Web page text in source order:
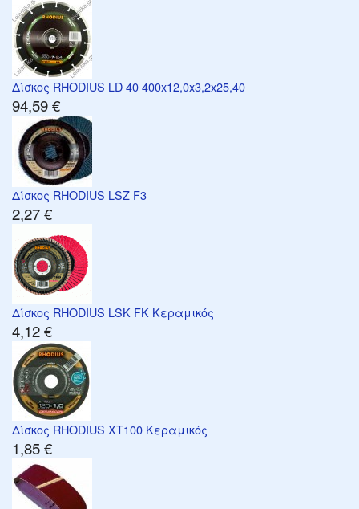
Δίσκος RHODIUS LD 40 400x12,0x3,2x25,40
94,59 €
Δίσκος RHODIUS LSZ F3
2,27 €
Δίσκος RHODIUS LSK FK Κεραμικός
4,12 €
Δίσκος RHODIUS XT100 Κεραμικός
1,85 €